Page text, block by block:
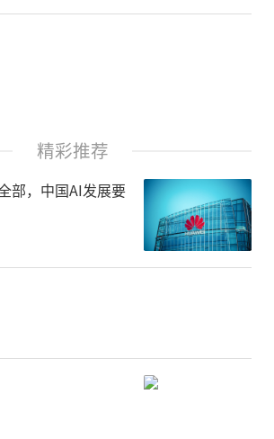
责任编辑：CF013
精彩推荐
部，中国AI发展要